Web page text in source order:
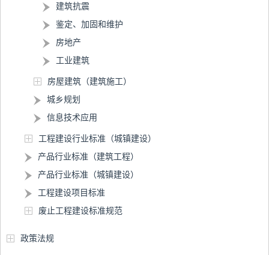
建筑抗震
鉴定、加固和维护
房地产
工业建筑
房屋建筑（建筑施工）
城乡规划
信息技术应用
工程建设行业标准（城镇建设）
产品行业标准（建筑工程）
产品行业标准（城镇建设）
工程建设项目标准
废止工程建设标准规范
政策法规